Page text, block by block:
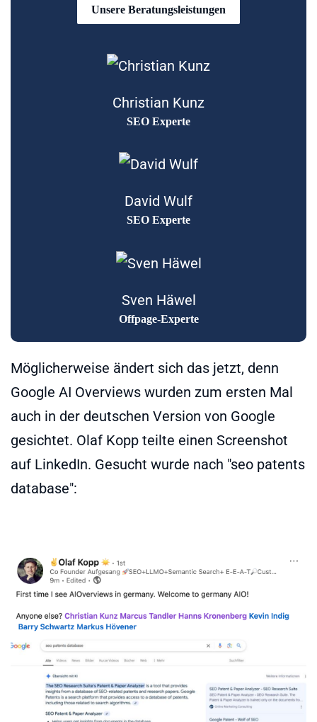
Unsere Beratungsleistungen
Christian Kunz
SEO Experte
David Wulf
SEO Experte
Sven Häwel
Offpage-Experte
Möglicherweise ändert sich das jetzt, denn
Google AI Overviews wurden zum ersten Mal
auch in der deutschen Version von Google
gesichtet. Olaf Kopp teilte einen Screenshot
auf LinkedIn. Gesucht wurde nach "seo patents
database":